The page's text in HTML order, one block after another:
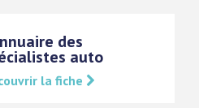
des
auto
la fiche